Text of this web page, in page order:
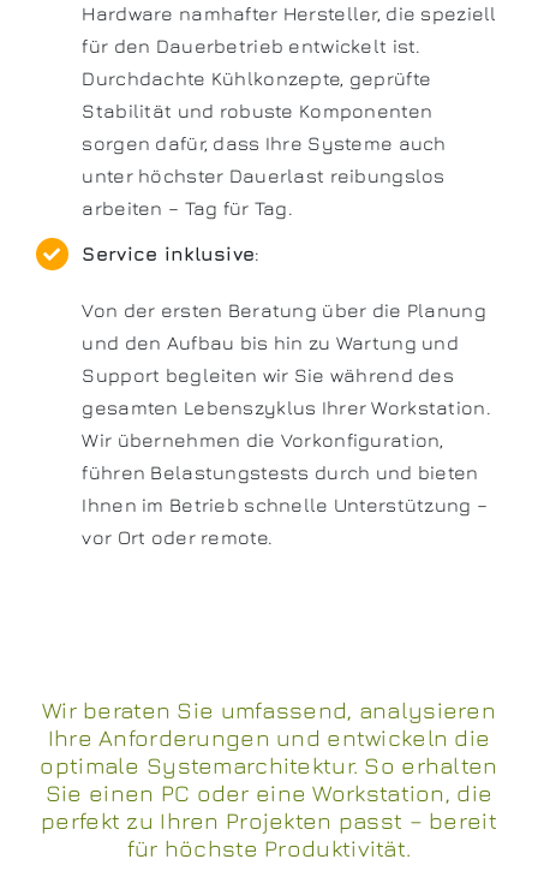
Hardware namhafter Hersteller, die speziell
für den Dauerbetrieb entwickelt ist.
Durchdachte Kühlkonzepte, geprüfte
Stabilität und robuste Komponenten
sorgen dafür, dass Ihre Systeme auch
unter höchster Dauerlast reibungslos
arbeiten – Tag für Tag.
Service inklusive:
Von der ersten Beratung über die Planung
und den Aufbau bis hin zu Wartung und
Support begleiten wir Sie während des
gesamten Lebenszyklus Ihrer Workstation.
Wir übernehmen die Vorkonfiguration,
führen Belastungstests durch und bieten
Ihnen im Betrieb schnelle Unterstützung –
vor Ort oder remote.
Wir beraten Sie umfassend, analysieren
Ihre Anforderungen und entwickeln die
optimale Systemarchitektur. So erhalten
Sie einen PC oder eine Workstation, die
perfekt zu Ihren Projekten passt – bereit
für höchste Produktivität.